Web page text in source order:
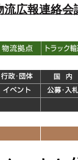
広報連絡